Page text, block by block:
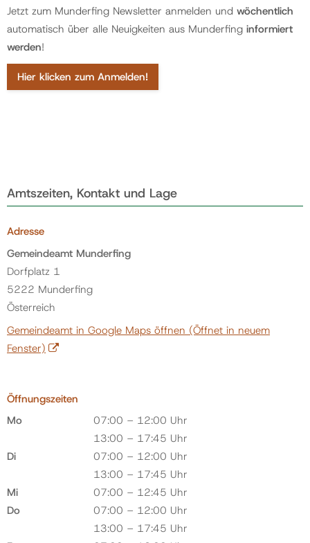
Jetzt zum Munderfing Newsletter anmelden und wöchentlich
automatisch über alle Neuigkeiten aus Munderfing informiert
werden!
Hier klicken zum Anmelden!
Amtszeiten, Kontakt und Lage
Adresse
Gemeindeamt Munderfing
Dorfplatz 1
5222 Munderfing
Österreich
Gemeindeamt in Google Maps öffnen (Öffnet in neuem
Fenster)
Öffnungszeiten
Mo
07:00 – 12:00 Uhr
13:00 – 17:45 Uhr
Di
07:00 – 12:00 Uhr
13:00 – 17:45 Uhr
Mi
07:00 – 12:45 Uhr
Do
07:00 – 12:00 Uhr
13:00 – 17:45 Uhr